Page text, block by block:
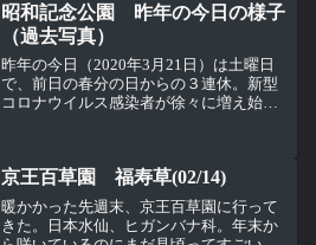
市のさくら開花宣言をする標...
昭和記念公園 昨年の今日の様子
（過去写真）
昨年の今日（2020年3月21日）は土曜日
で、前日の春分の日からの３連休。新型
コロナウイルス感染者が徐々に増え始め
の様子。 （2...
京王百草園 福寿草(02/14)
暖かかった先週末、京王百草園に行って
きた。日本水仙、ヒガンバナ科。年末か